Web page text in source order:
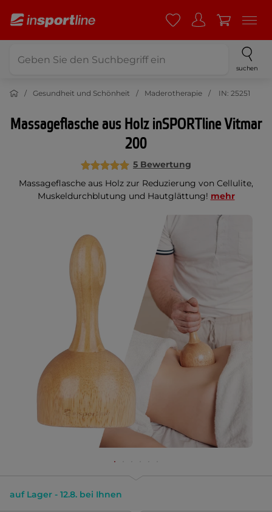
suchen
Gesundheit und Schönheit Maderotherapie IN: 25251
Massageflasche aus Holz inSPORTline Vitmar
200
5 Bewertung
Massageflasche aus Holz zur Reduzierung von Cellulite,
Muskeldurchblutung und Hautglättung! mehr
auf Lager - 12.8. bei Ihnen